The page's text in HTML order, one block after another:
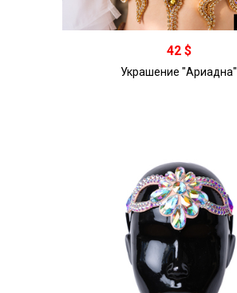
В корзину
42 $
Украшение "Ариадна"